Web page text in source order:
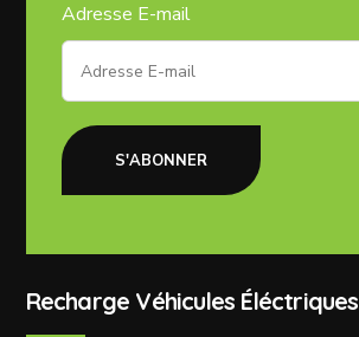
Adresse E-mail
S'ABONNER
Recharge Véhicules Éléctriques